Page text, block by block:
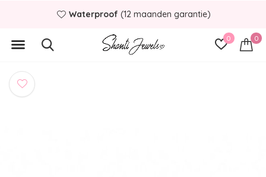
0 0
Waterproof (12 maanden garantie)